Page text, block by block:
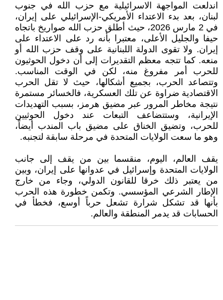
اندلعت المواجهة الاسرائيلية مع حزب الله في جنوب
لبنان، بعد بدء الاعتداء الأمريكي-الإسرائيلي على إيران،
في 2 مارس 2026، حيث أطلق حزب الله صواريخ باتجاه
حيفا والجليل الأعلى، معتبرا بأنه رد على الاعتداء على
إيران. ولا تقوى الدولة اللبنانية على وقف حزب الله أو
منعه. كما تتجه معظم التقديرات إلى أن دخول الحوثيون
للحرب أمر مفروغ منه، لكن في الوقت المناسب.
وتتصاعد الحرب، بجميع أشكالها، حيث لا تقل الحرب
الاقتصادية ضراوة عن تلك العسكرية، فالخسائر مستمرة
نتيجة مخاطر المرور عبر مضيق هرمز، بسبب التهديدات
الإيرانية، وستتضاعف التبعات عند دخول الحوثيين
للحرب، وتضيق الخناق على مضيق باب المندب أيضاً،
وهو ما سعت الولايات المتحدة في مرحلة سابقة لتجنبه.
يقف العالم، اليوم، منقسما بين من يقف إلى جانب
الولايات المتحدة وإسرائيل في عدوانها على إيران، وبين
من يعتبر ذلك خرقا للقانون الدولي، وجاء من خارج
الإطار الشرعي المؤسسي. وتكمن خطورة هذه الحرب
بأنها قد تشكل شرارة تشعل حرباً أوسع، فخطأ في
الحسابات قد يدمر المنطقة والعالم.